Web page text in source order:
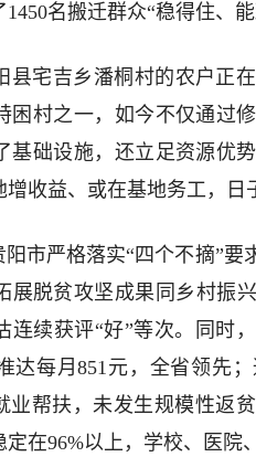
名搬迁群众“稳得住、能
县宅吉乡潘桐村的农户正
困村之一，如今不仅通过
基础设施，还立足资源优
收益、或在基地务工，日
阳市严格落实“四个不摘”要
展脱贫攻坚成果同乡村振
连续获评“好”等次。同时
达每月851元，全省领先
业帮扶，未发生规模性返
在96%以上，学校、医院